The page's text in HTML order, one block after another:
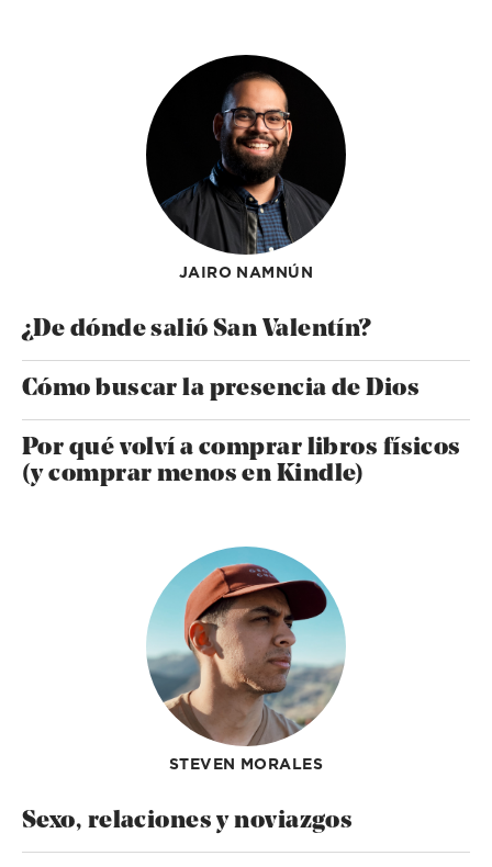
JAIRO NAMNÚN
¿De dónde salió San Valentín?
Cómo buscar la presencia de Dios
Por qué volví a comprar libros físicos
(y comprar menos en Kindle)
STEVEN MORALES
Sexo, relaciones y noviazgos